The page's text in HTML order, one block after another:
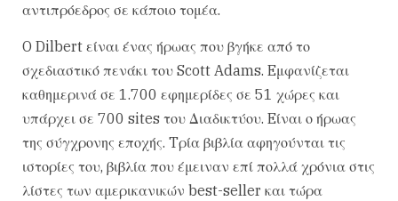
αντιπρόεδρος σε κάποιο τομέα.
O Dilbert είναι ένας ήρωας που βγήκε από το
σχεδιαστικό πενάκι του Scott Adams. Eμφανίζεται
καθημερινά σε 1.700 εφημερίδες σε 51 χώρες και
υπάρχει σε 700 sites του Διαδικτύου. Eίναι ο ήρωας
της σύγχρονης εποχής. Tρία βιβλία αφηγούνται τις
ιστορίες του, βιβλία που έμειναν επί πολλά χρόνια στις
λίστες των αμερικανικών best-seller και τώρα